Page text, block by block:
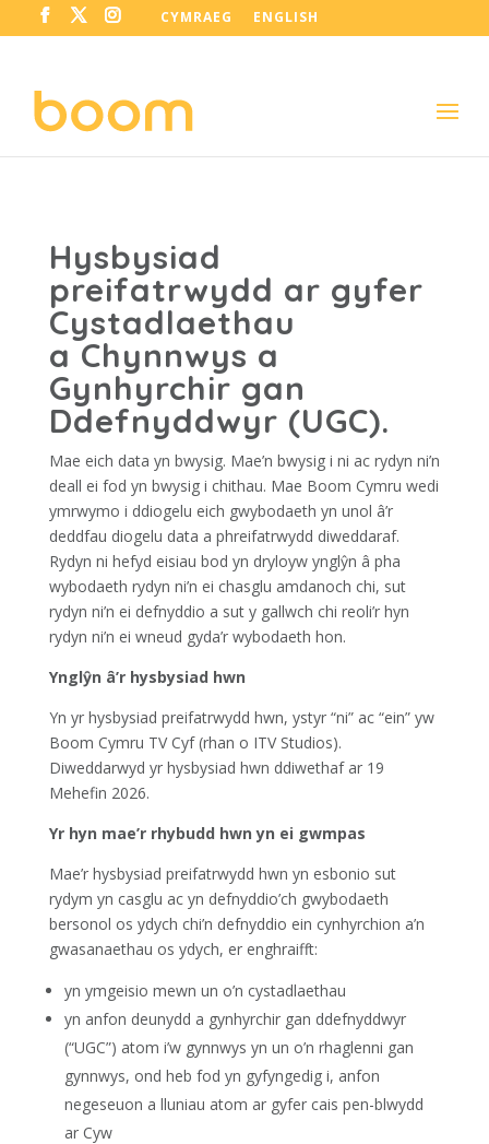
CYMRAEG ENGLISH
Hysbysiad
preifatrwydd ar gyfer
Cystadlaethau
a Chynnwys a
Gynhyrchir gan
Ddefnyddwyr (UGC).
Mae eich data yn bwysig. Mae’n bwysig i ni ac rydyn ni’n
deall ei fod yn bwysig i chithau. Mae Boom Cymru wedi
ymrwymo i ddiogelu eich gwybodaeth yn unol â’r
deddfau diogelu data a phreifatrwydd diweddaraf.
Rydyn ni hefyd eisiau bod yn dryloyw ynglŷn â pha
wybodaeth rydyn ni’n ei chasglu amdanoch chi, sut
rydyn ni’n ei defnyddio a sut y gallwch chi reoli’r hyn
rydyn ni’n ei wneud gyda’r wybodaeth hon.
Ynglŷn â’r hysbysiad hwn
Yn yr hysbysiad preifatrwydd hwn, ystyr “ni” ac “ein” yw
Boom Cymru TV Cyf (rhan o ITV Studios).
Diweddarwyd yr hysbysiad hwn ddiwethaf ar 19
Mehefin 2026.
Yr hyn mae’r rhybudd hwn yn ei gwmpas
Mae’r hysbysiad preifatrwydd hwn yn esbonio sut
rydym yn casglu ac yn defnyddio’ch gwybodaeth
bersonol os ydych chi’n defnyddio ein cynhyrchion a’n
gwasanaethau os ydych, er enghraifft:
yn ymgeisio mewn un o’n cystadlaethau
yn anfon deunydd a gynhyrchir gan ddefnyddwyr
(“UGC”) atom i’w gynnwys yn un o’n rhaglenni gan
gynnwys, ond heb fod yn gyfyngedig i, anfon
negeseuon a lluniau atom ar gyfer cais pen-blwydd
ar Cyw